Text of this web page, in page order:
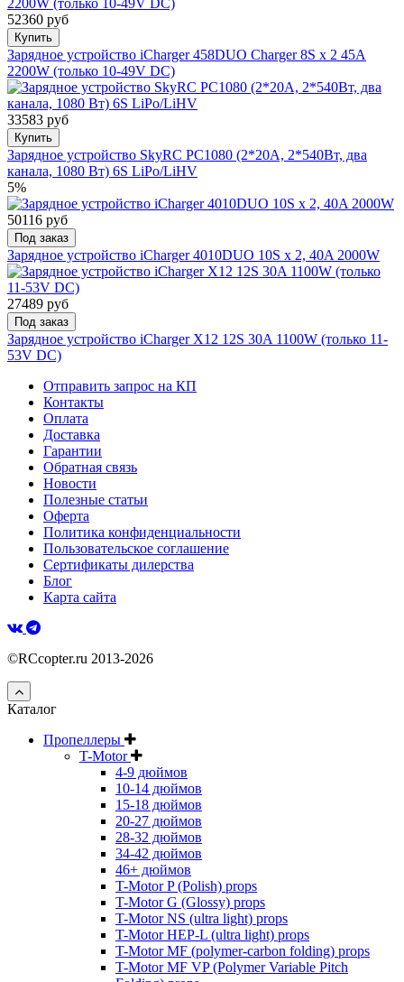
52360 руб
Купить
Зарядное устройство iCharger 458DUO Charger 8S x 2 45A
2200W (только 10-49V DC)
33583 руб
Купить
Зарядное устройство SkyRC PC1080 (2*20А, 2*540Вт, два
канала, 1080 Вт) 6S LiPo/LiHV
5%
50116 руб
Под заказ
Зарядное устройство iCharger 4010DUO 10S x 2, 40A 2000W
27489 руб
Под заказ
Зарядное устройство iCharger X12 12S 30A 1100W (только 11-
53V DC)
Отправить запрос на КП
Контакты
Оплата
Доставка
Гарантии
Обратная связь
Новости
Полезные статьи
Оферта
Политика конфиденциальности
Пользовательское соглашение
Сертификаты дилерства
Блог
Карта сайта
©RCcopter.ru 2013-2026
Каталог
Пропеллеры
T-Motor
4-9 дюймов
10-14 дюймов
15-18 дюймов
20-27 дюймов
28-32 дюймов
34-42 дюймов
46+ дюймов
T-Motor P (Polish) props
T-Motor G (Glossy) props
T-Motor NS (ultra light) props
T-Motor HEP-L (ultra light) props
T-Motor MF (polymer-carbon folding) props
T-Motor MF VP (Polymer Variable Pitch